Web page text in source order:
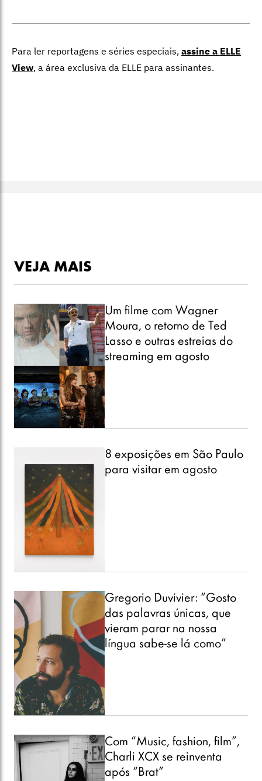
Para ler reportagens e séries especiais, assine a ELLE
View, a área exclusiva da ELLE para assinantes.
VEJA MAIS
Um filme com Wagner
Moura, o retorno de Ted
Lasso e outras estreias do
streaming em agosto
8 exposições em São Paulo
para visitar em agosto
Gregorio Duvivier: “Gosto
das palavras únicas, que
vieram parar na nossa
língua sabe-se lá como”
Com “Music, fashion, film”,
Charli XCX se reinventa
após “Brat”